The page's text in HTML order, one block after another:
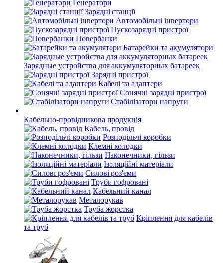
Генератори
Зарядні станції
Автомобільні інвертори
Пускозарядні пристрої
Повербанки
Батарейки та акумулятори
Зарядные устройства для аккумуляторных батареек
Зарядні пристрої
Кабелі та адаптери
Сонячні зарядні пристрої
Стабілізатори напруги
Кабельно-провідникова продукція
Кабель, провід
Розподільчі коробки
Клемні колодки
Наконечники, гільзи
Ізоляційні матеріали
Силові роз'єми
Труби гофровані
Кабельний канал
Металорукав
Труба жорстка
Кріплення для кабелів
та труб